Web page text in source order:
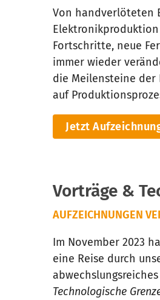
Von handverlöteten
Fortschritte, neue
immer wieder
die Meilensteine der
auf
Jetzt
Vorträge &
AUFZEICHNUNGEN
Im November 2023
eine Reise durch
Technologische